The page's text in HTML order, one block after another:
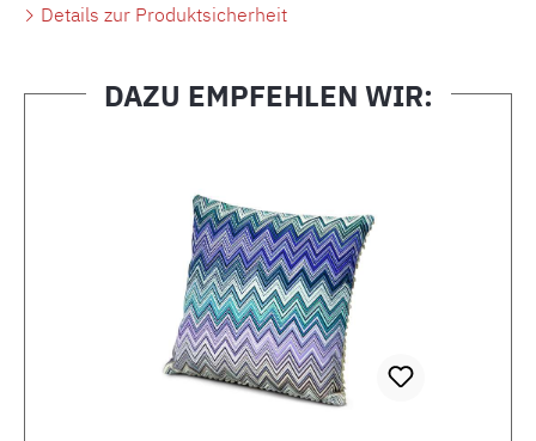
Details zur Produktsicherheit
DAZU EMPFEHLEN WIR: